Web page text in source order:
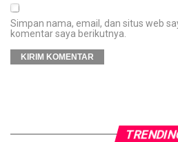
Simpan nama, email, dan situs web
komentar saya berikutnya.